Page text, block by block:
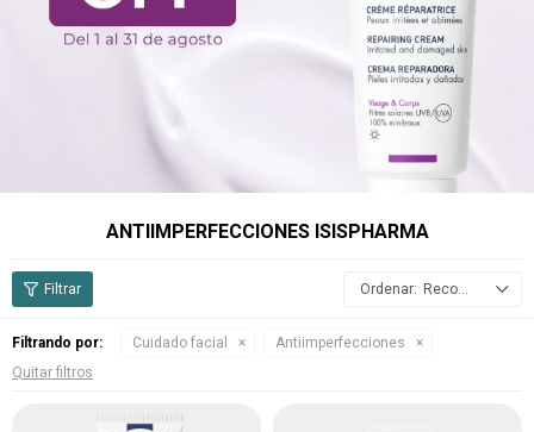
ANTIIMPERFECCIONES ISISPHARMA
Recomendados
Filtrando por: Cuidado facial
Antiimperfecciones
Quitar filtros